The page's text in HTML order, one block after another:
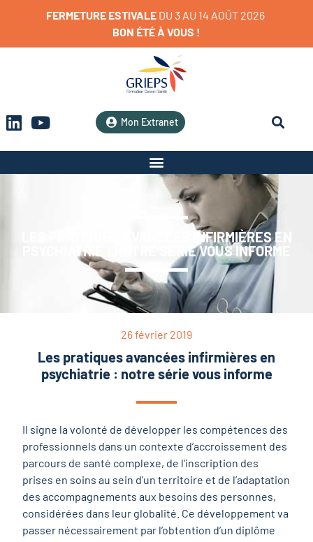
FERMETURE ESTIVALE DU 3 AU 14 AOÛT 2026
BON ÉTÉÀ VOUS !
Mon Extranet
LES PRATIQUES AVANCÉES INFIRMIÈRES EN
PSYCHIATRIE : NOTRE SÉRIE VOUS INFORME
26 février 2019
Les pratiques avancées infirmières en
psychiatrie : notre série vous informe
Il signe la volonté de développer les compétences des
professionnels dans un contexte d’accroissement des
parcours de santé complexe, de l’inscription des
prises en soins au sein d’un territoire et de l’adaptation
des accompagnements aux besoins des personnes,
considérées dans leur globalité. Ce développement va
passer nécessairement par l’obtention d’un diplôme